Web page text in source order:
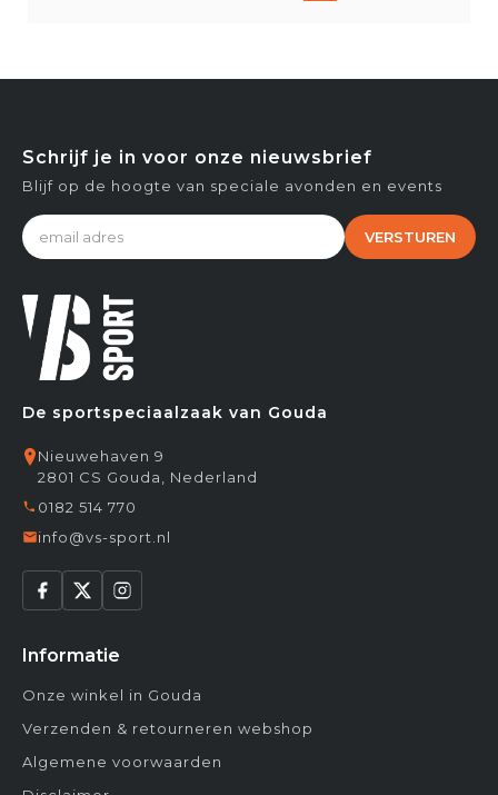
De sportspeciaalzaak van Gouda
Nieuwehaven 9
2801 CS Gouda, Nederland
0182 514 770
info@vs-sport.nl
Informatie
Onze winkel in Gouda
Verzenden & retourneren webshop
Algemene voorwaarden
Schrijf je in voor onze nieuwsbrief
Blijf op de hoogte van speciale avonden en events
VERSTUREN